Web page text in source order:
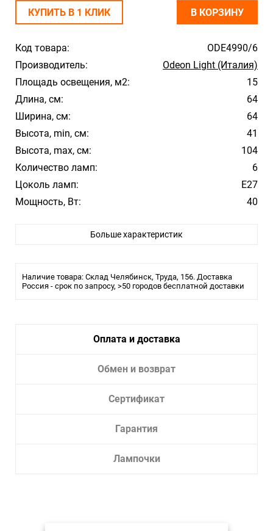
Код товара:
ODE4990/6
Производитель:
Odeon Light (Италия)
Площадь освещения, м2:
15
Длина, см:
64
Ширина, см:
64
Высота, min, см:
41
Высота, max, см:
104
Количество ламп:
6
Цоколь ламп:
Е27
Мощность, Вт:
40
Цвет плафона/абажура:
Помещение:
Большой зал, Гостиная, Спальня
Подвесной светильник
Больше характеристик
Наличие товара: Склад Челябинск, Труда, 156. Доставка
Россия - срок по запросу, >50 городов бесплатной доставки
КУПИТЬ В 1 КЛИК В КОРЗИНУ
Оплата и доставка
Обмен и возврат
Сертификат
Гарантия
Лампочки